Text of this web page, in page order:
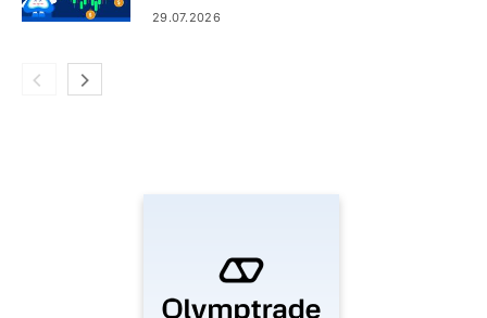
пласирање занаети
29.07.2026